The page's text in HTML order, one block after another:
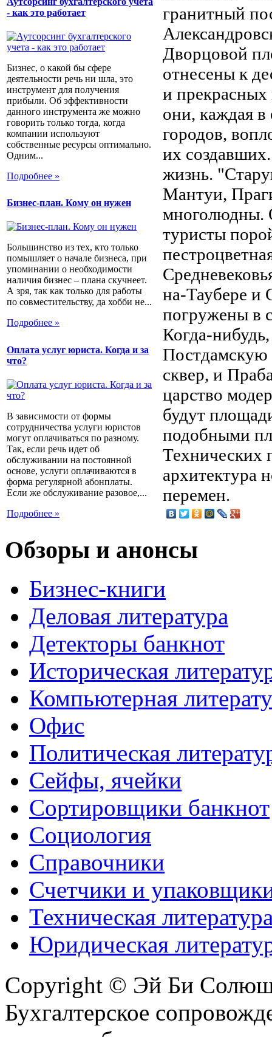
- как это работает
Бизнес, о какой бы сфере
деятельности речь ни шла, это
инструмент для получения
прибыли. Об эффективности
данного инструмента же можно
говорить только тогда, когда
компании используют
собственные ресурсы оптимально.
Одним...
Подробнее »
Бизнес-план. Кому он нужен
Большинство из тех, кто только
помышляет о начале бизнеса, при
упоминании о необходимости
наличия бизнес – плана скучнеет.
А зря, так как только для работы
по совместительству, да хобби не...
Подробнее »
Оплата услуг юриста. Когда и за
что?
В зависимости от формы
сотрудничества услуги юристов
могут оплачиваться по разному.
Так, если речь идет об
обслуживании на постоянной
основе, услуги оплачиваются в
форма регулярной абонплаты.
Если же обслуживание разовое,...
Подробнее »
гранитный
Дворцовой
отнесены к
и
они, каждая в
городов,
их
жизнь.
Мантуи,
многолюдны.
туристы
на-Таубере и
погружены в
Когда-
Постдамскую
сквер, и
царство
будут
подобными
Технических
архитектура
перемен.
Обзоры и анонсы
Бизнес-книги
Деловая литература
Детекторы банкнот
Историческая
Компьютерная
Офис
Политическая
Сейфы, ячейки
Сортировщики банкнот
Социология
Справочники
Счетчики и
Техническая
Юридическая
Copyright © Эй Би
Бухгалтерское